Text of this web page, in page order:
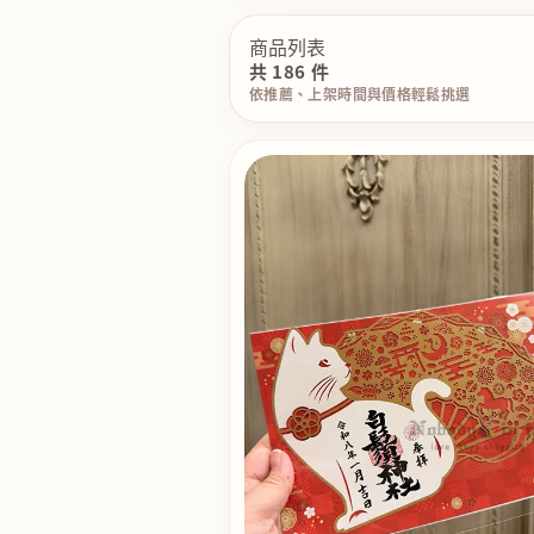
商品列表
共 186 件
依推薦、上架時間與價格輕鬆挑選